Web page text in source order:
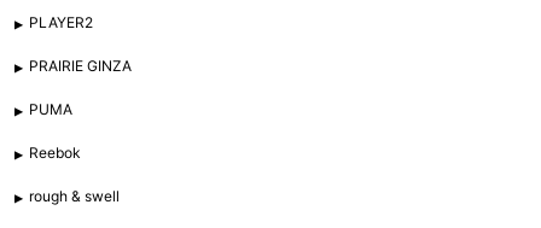
PLAYER2
PRAIRIE GINZA
PUMA
Reebok
rough & swell